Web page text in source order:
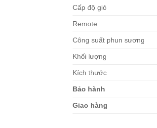
Cấp độ gió
Remote
Công suất phun sương
Khối lượng
Kích thước
Bảo hành
Giao hàng